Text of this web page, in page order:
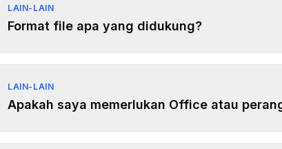
LAIN-LAIN
Format file apa yang didukung?
LAIN-LAIN
Apakah saya memerlukan Office atau